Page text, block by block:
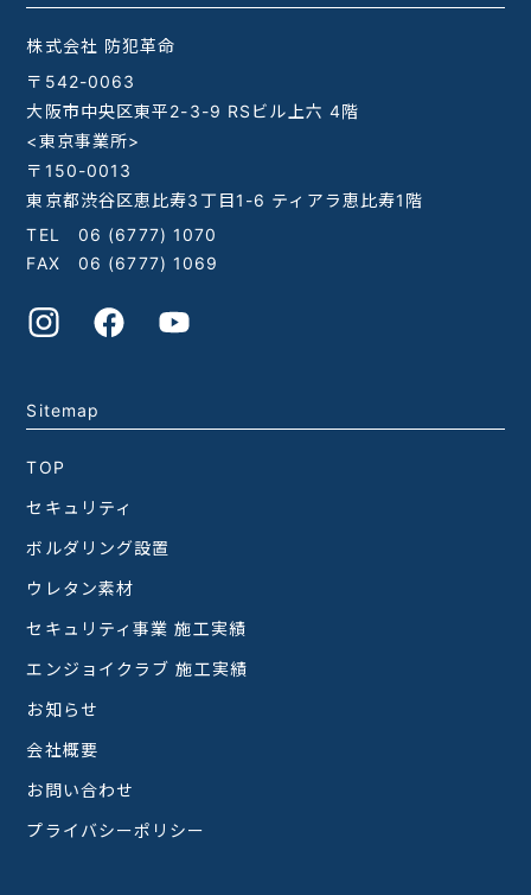
株式会社 防犯革命
〒542-0063
大阪市中央区東平2-3-9 RSビル上六 4階
<東京事業所>
〒150-0013
東京都渋谷区恵比寿3丁目1-6 ティアラ恵比寿1階
TEL 06 (6777) 1070
FAX 06 (6777) 1069
Sitemap
TOP
セキュリティ
ボルダリング設置
ウレタン素材
セキュリティ事業 施工実績
エンジョイクラブ 施工実績
お知らせ
会社概要
お問い合わせ
プライバシーポリシー